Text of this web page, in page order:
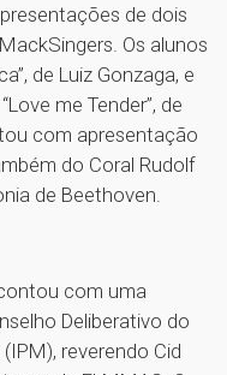
de dois
Os alunos
de Luiz Gonzaga, e
me Tender”, de
com apresentação
do Coral Rudolf
de Beethoven.
com uma
Deliberativo do
reverendo Cid